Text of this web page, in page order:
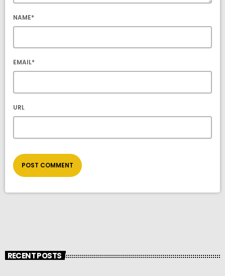
NAME*
EMAIL*
URL
RECENT POSTS